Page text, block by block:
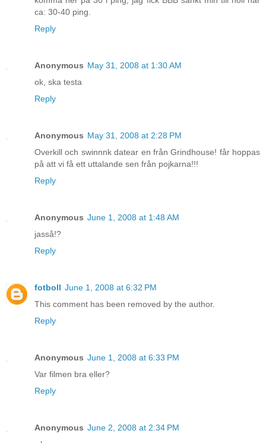
ca: 30-40 ping.
Reply
Anonymous May 31, 2008 at 1:30 AM
ok, ska testa
Reply
Anonymous May 31, 2008 at 2:28 PM
Overkill och swinnnk datear en från Grindhouse! får hoppas
på att vi få ett uttalande sen från pojkarna!!!
Reply
Anonymous June 1, 2008 at 1:48 AM
jasså!?
Reply
fotboll June 1, 2008 at 6:32 PM
This comment has been removed by the author.
Reply
Anonymous June 1, 2008 at 6:33 PM
Var filmen bra eller?
Reply
Anonymous June 2, 2008 at 2:34 PM